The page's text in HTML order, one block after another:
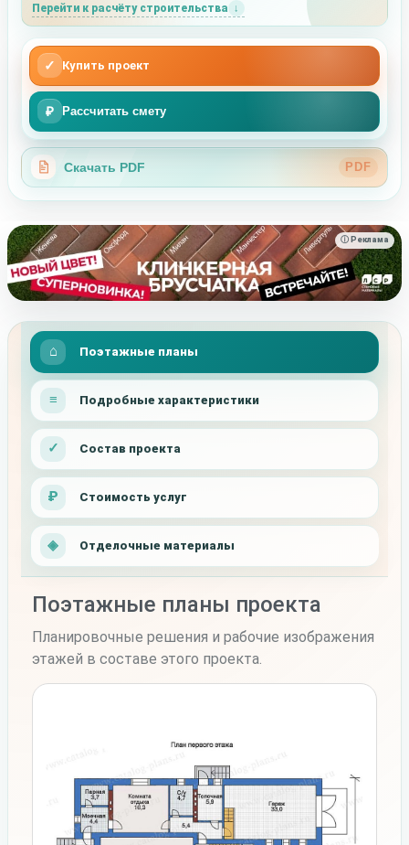
Перейти к расчёту строительства
✓ Купить проект
₽ Рассчитать смету
Скачать PDF PDF
ⓘ Реклама
Поэтажные планы
Подробные характеристики
Состав проекта
Стоимость услуг
Отделочные материалы
Поэтажные планы проекта
Планировочные решения и рабочие изображения
этажей в составе этого проекта.